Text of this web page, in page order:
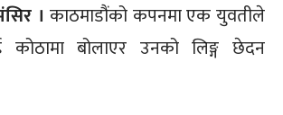
। काठमाडौंको कपनमा एक युवतीले
कोठामा बोलाएर उनको लिङ्ग छेदन